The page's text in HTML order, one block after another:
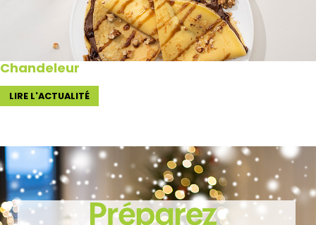
Chandeleur
LIRE L'ACTUALITÉ